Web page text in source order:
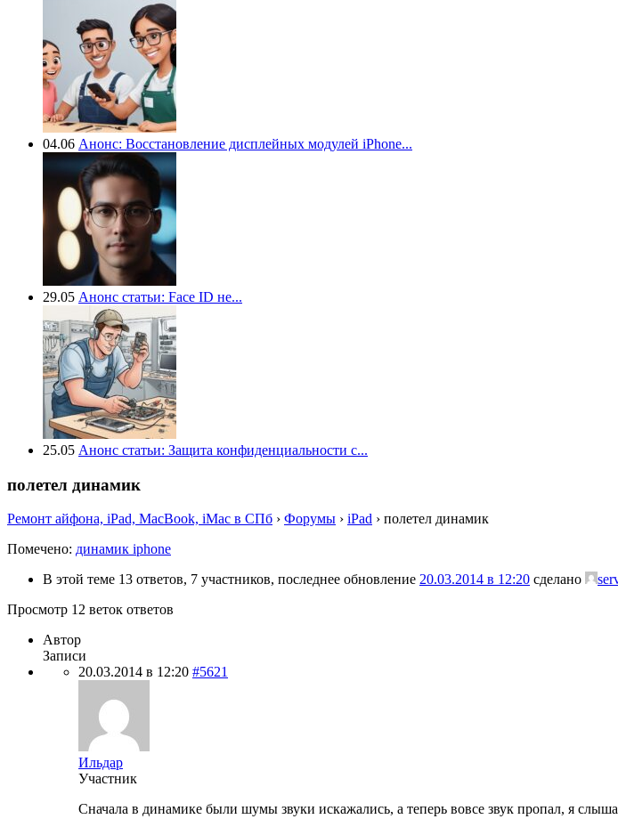
04.06 Анонс: Восстановление дисплейных модулей iPhone...
29.05 Анонс статьи: Face ID не...
25.05 Анонс статьи: Защита конфиденциальности с...
полетел динамик
Ремонт айфона, iPad, MacBook, iMac в СПб › Форумы › iPad › полетел динамик
Помечено: динамик iphone
В этой теме 13 ответов, 7 участников, последнее обновление 20.03.2014 в 12:20 сделано
Просмотр 12 веток ответов
Автор
Записи
20.03.2014 в 12:20 #5621
Ильдар
Участник
Сначала в динамике были шумы звуки искажались, а теперь вовсе звук пропал, я